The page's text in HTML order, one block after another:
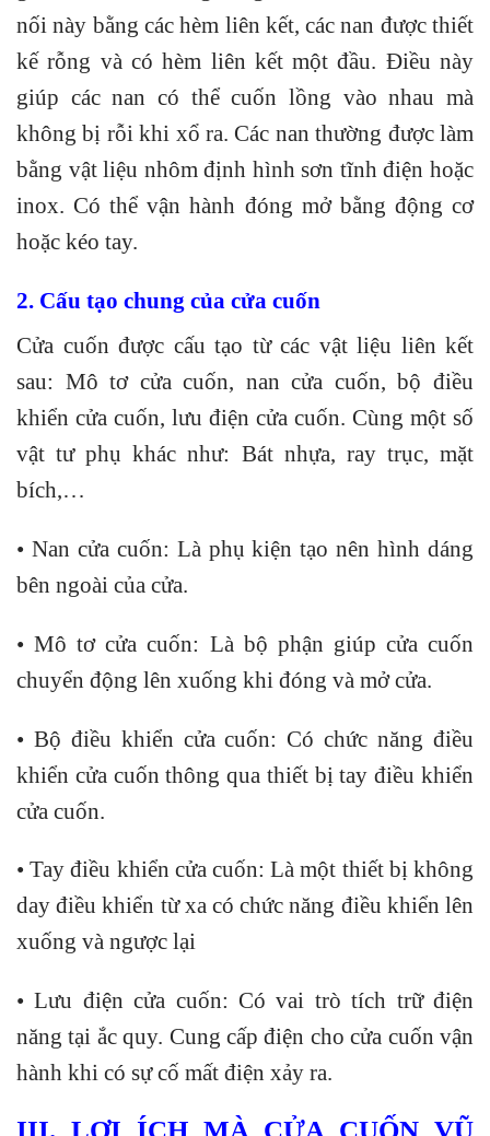
nối này bằng các hèm liên kết, các nan được thiết
kế rỗng và có hèm liên kết một đầu. Điều này
giúp các nan có thể cuốn lồng vào nhau mà
không bị rỗi khi xổ ra. Các nan thường được làm
bằng vật liệu nhôm định hình sơn tĩnh điện hoặc
inox. Có thể vận hành đóng mở bằng động cơ
hoặc kéo tay.
2. Cấu tạo chung của cửa cuốn
Cửa cuốn được cấu tạo từ các vật liệu liên kết
sau: Mô tơ cửa cuốn, nan cửa cuốn, bộ điều
khiển cửa cuốn, lưu điện cửa cuốn. Cùng một số
vật tư phụ khác như: Bát nhựa, ray trục, mặt
bích,…
• Nan cửa cuốn: Là phụ kiện tạo nên hình dáng
bên ngoài của cửa.
• Mô tơ cửa cuốn: Là bộ phận giúp cửa cuốn
chuyển động lên xuống khi đóng và mở cửa.
• Bộ điều khiển cửa cuốn: Có chức năng điều
khiển cửa cuốn thông qua thiết bị tay điều khiển
cửa cuốn.
• Tay điều khiển cửa cuốn: Là một thiết bị không
day điều khiển từ xa có chức năng điều khiển lên
xuống và ngược lại
• Lưu điện cửa cuốn: Có vai trò tích trữ điện
năng tại ắc quy. Cung cấp điện cho cửa cuốn vận
hành khi có sự cố mất điện xảy ra.
III. LỢI ÍCH MÀ CỬA CUỐN VŨ